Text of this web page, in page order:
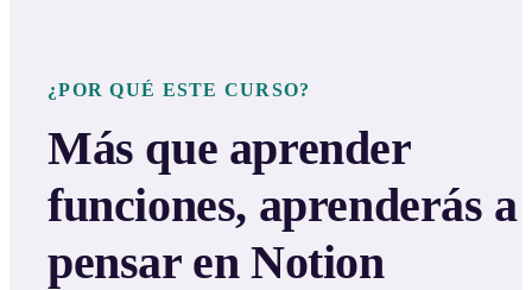
¿POR QUÉ ESTE CURSO?
Más que aprender
funciones, aprenderás a
pensar en Notion